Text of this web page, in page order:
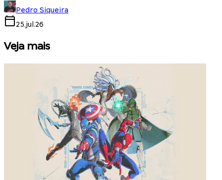
Pedro Siqueira
25.jul.26
Veja mais